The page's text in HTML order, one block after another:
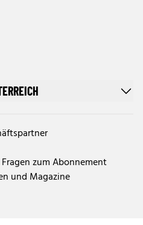
zum Abonnement
und Magazine